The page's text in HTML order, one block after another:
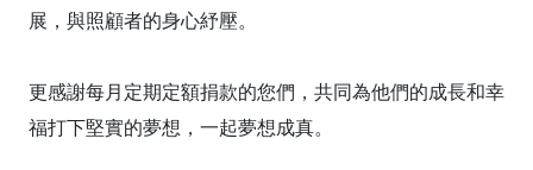
展，與照顧者的身心紓壓。
更感謝每月定期定額捐款的您們，共同為他們的成長和幸
福打下堅實的夢想，一起夢想成真。